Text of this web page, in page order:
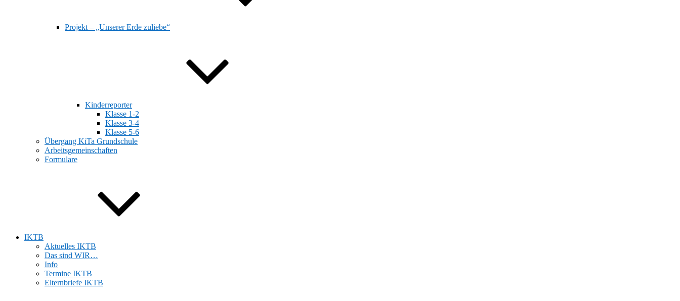
Projekt – „Unserer Erde zuliebe“
Kinderreporter
Klasse 1-2
Klasse 3-4
Klasse 5-6
Übergang KiTa Grundschule
Arbeitsgemeinschaften
Formulare
IKTB
Aktuelles IKTB
Das sind WIR…
Info
Termine IKTB
Elternbriefe IKTB